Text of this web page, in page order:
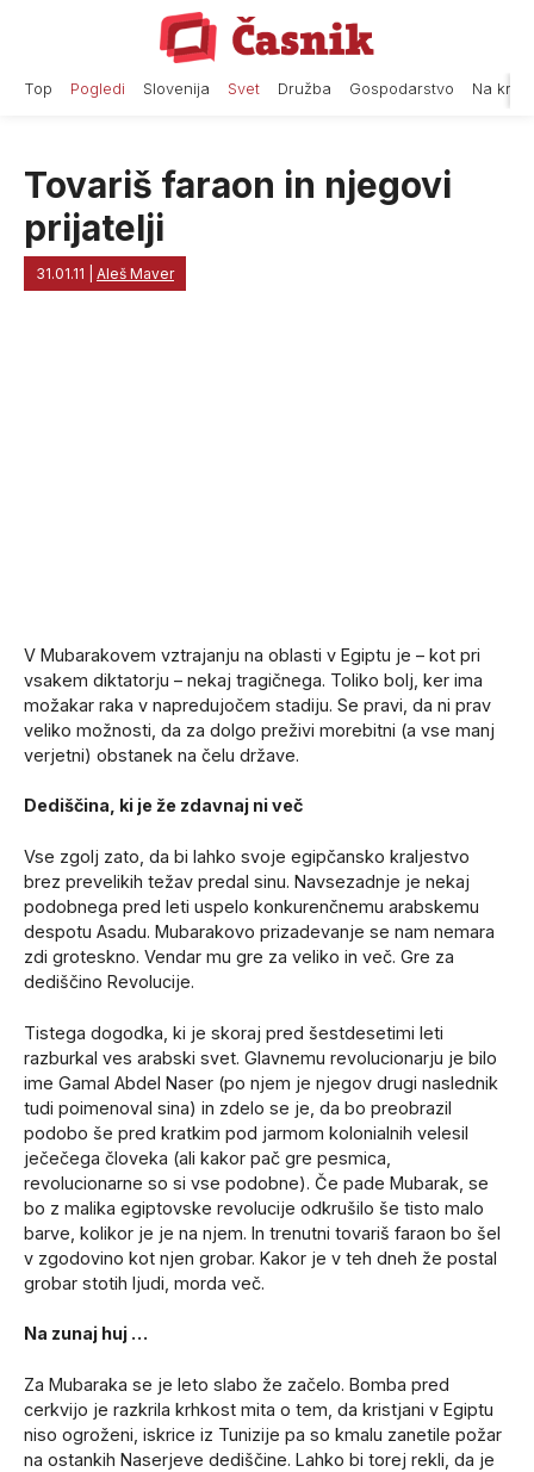
Top Pogledi Slovenija Svet Družba Gospodarstvo Na
Tovariš faraon in njegovi
prijatelji
31.01.11 Aleš Maver
V Mubarakovem vztrajanju na oblasti v Egiptu je – kot pri
vsakem diktatorju – nekaj tragičnega. Toliko bolj, ker ima
možakar raka v napredujočem stadiju. Se pravi, da ni prav
veliko možnosti, da za dolgo preživi morebitni (a vse manj
verjetni) obstanek na čelu države.
Dediščina, ki je že zdavnaj ni več
Vse zgolj zato, da bi lahko svoje egipčansko kraljestvo
brez prevelikih težav predal sinu. Navsezadnje je nekaj
podobnega pred leti uspelo konkurenčnemu arabskemu
despotu Asadu. Mubarakovo prizadevanje se nam nemara
zdi groteskno. Vendar mu gre za veliko in več. Gre za
dediščino Revolucije.
Tistega dogodka, ki je skoraj pred šestdesetimi leti
razburkal ves arabski svet. Glavnemu revolucionarju je bilo
ime Gamal Abdel Naser (po njem je njegov drugi naslednik
tudi poimenoval sina) in zdelo se je, da bo preobrazil
podobo še pred kratkim pod jarmom kolonialnih velesil
ječečega človeka (ali kakor pač gre pesmica,
revolucionarne so si vse podobne). Če pade Mubarak, se
bo z malika egiptovske revolucije odkrušilo še tisto malo
barve, kolikor je je na njem. In trenutni tovariš faraon bo šel
v zgodovino kot njen grobar. Kakor je v teh dneh že postal
grobar stotih ljudi, morda več.
Na zunaj huj …
Za Mubaraka se je leto slabo že začelo. Bomba pred
cerkvijo je razkrila krhkost mita o tem, da kristjani v Egiptu
niso ogroženi, iskrice iz Tunizije pa so kmalu zanetile požar
na ostankih Naserjeve dediščine. Lahko bi torej rekli, da je